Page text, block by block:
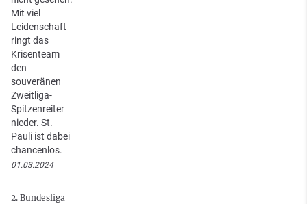
Mit viel
Leidenschaft
ringt das
Krisenteam
den
souveränen
Zweitliga-
Spitzenreiter
nieder. St.
Pauli ist dabei
chancenlos.
01.03.2024
2. Bundesliga